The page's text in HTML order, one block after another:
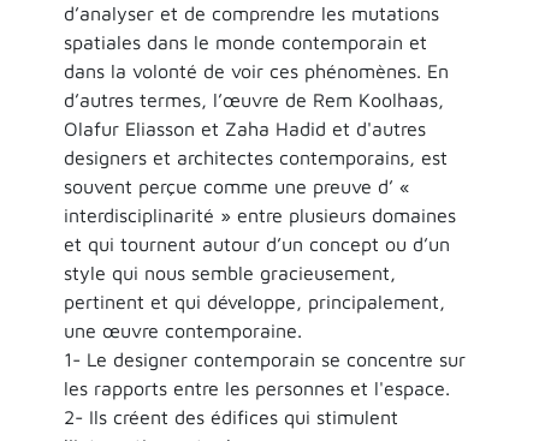
d’analyser et de comprendre les mutations
spatiales dans le monde contemporain et
dans la volonté de voir ces phénomènes. En
d’autres termes, l’œuvre de Rem Koolhaas,
Olafur Eliasson et Zaha Hadid et d'autres
designers et architectes contemporains, est
souvent perçue comme une preuve d’ «
interdisciplinarité » entre plusieurs domaines
et qui tournent autour d’un concept ou d’un
style qui nous semble gracieusement,
pertinent et qui développe, principalement,
une œuvre contemporaine.
1- Le designer contemporain se concentre sur
les rapports entre les personnes et l'espace.
2- Ils créent des édifices qui stimulent